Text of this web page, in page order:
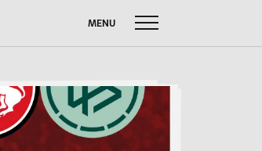
MENU
SERVICE
M